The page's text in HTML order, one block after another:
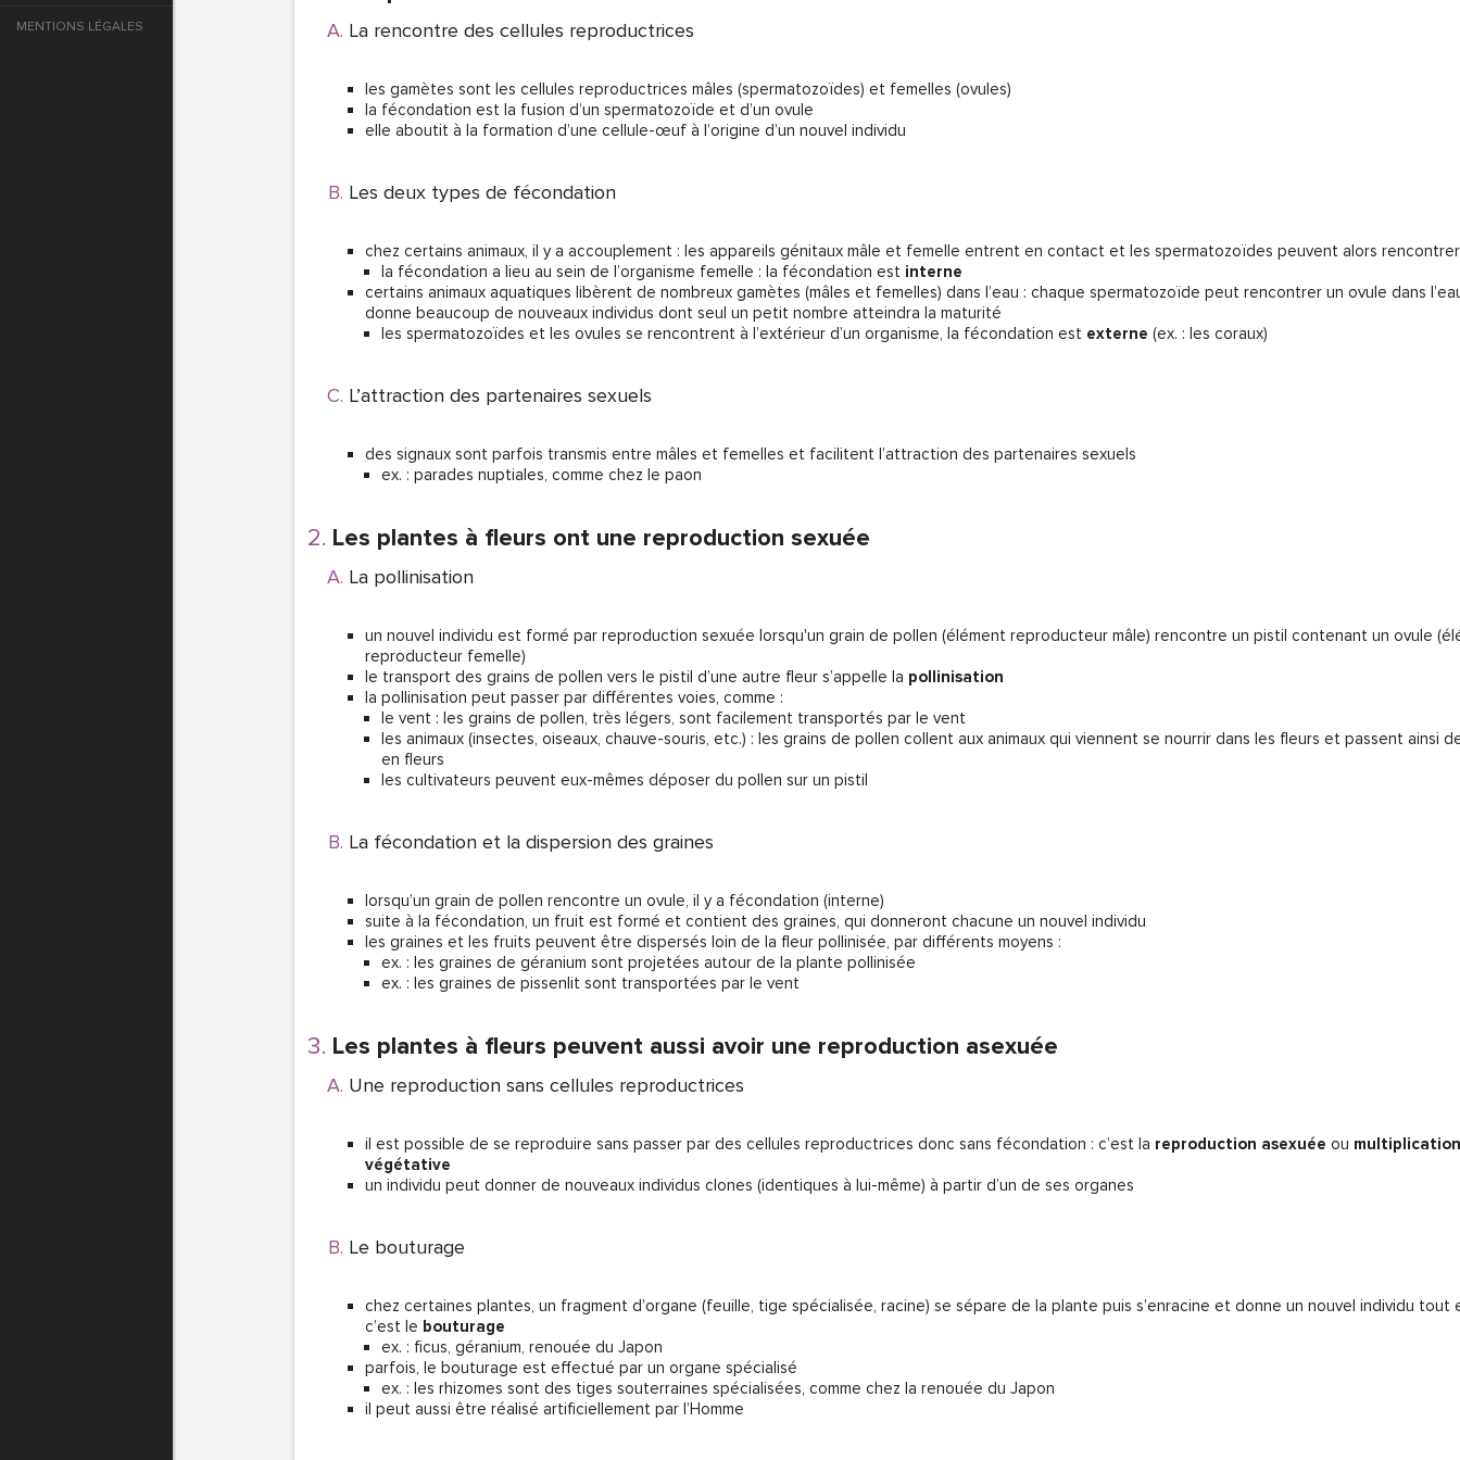
La rencontre des cellules reproductrices
les gamètes sont les cellules reproductrices mâles (spermatozoïdes) et femelles (ovules)
la fécondation est la fusion d’un spermatozoïde et d’un ovule
elle aboutit à la formation d’une cellule-œuf à l’origine d’un nouvel individu
Les deux types de fécondation
chez certains animaux, il y a accouplement : les appareils génitaux mâle et femelle entrent en contact et les spermatozoïdes peuvent alors
la fécondation a lieu au sein de l’organisme femelle : la fécondation est interne
certains animaux aquatiques libèrent de nombreux gamètes (mâles et femelles) dans l’eau : chaque spermatozoïde peut rencontrer un ovule dans
donne beaucoup de nouveaux individus dont seul un petit nombre atteindra la maturité
les spermatozoïdes et les ovules se rencontrent à l’extérieur d’un organisme, la fécondation est externe (ex. : les coraux)
L’attraction des partenaires sexuels
des signaux sont parfois transmis entre mâles et femelles et facilitent l’attraction des partenaires sexuels
ex. : parades nuptiales, comme chez le paon
Les plantes à fleurs ont une reproduction sexuée
La pollinisation
un nouvel individu est formé par reproduction sexuée lorsqu'un grain de pollen (élément reproducteur mâle) rencontre un pistil contenant un ovule
reproducteur femelle)
le transport des grains de pollen vers le pistil d’une autre fleur s’appelle la pollinisation
la pollinisation peut passer par différentes voies, comme :
le vent : les grains de pollen, très légers, sont facilement transportés par le vent
les animaux (insectes, oiseaux, chauve-souris, etc.) : les grains de pollen collent aux animaux qui viennent se nourrir dans les fleurs et passent ainsi
en fleurs
les cultivateurs peuvent eux-mêmes déposer du pollen sur un pistil
La fécondation et la dispersion des graines
lorsqu’un grain de pollen rencontre un ovule, il y a fécondation (interne)
suite à la fécondation, un fruit est formé et contient des graines, qui donneront chacune un nouvel individu
les graines et les fruits peuvent être dispersés loin de la fleur pollinisée, par différents moyens :
ex. : les graines de géranium sont projetées autour de la plante pollinisée
ex. : les graines de pissenlit sont transportées par le vent
Les plantes à fleurs peuvent aussi avoir une reproduction asexuée
Une reproduction sans cellules reproductrices
il est possible de se reproduire sans passer par des cellules reproductrices donc sans fécondation : c’est la reproduction asexuée ou multiplication
végétative
un individu peut donner de nouveaux individus clones (identiques à lui-même) à partir d’un de ses organes
Le bouturage
chez certaines plantes, un fragment d’organe (feuille, tige spécialisée, racine) se sépare de la plante puis s’enracine et donne un nouvel individu tout
c’est le bouturage
ex. : ficus, géranium, renouée du Japon
parfois, le bouturage est effectué par un organe spécialisé
ex. : les rhizomes sont des tiges souterraines spécialisées, comme chez la renouée du Japon
il peut aussi être réalisé artificiellement par l’Homme
MENTIONS LÉGALES